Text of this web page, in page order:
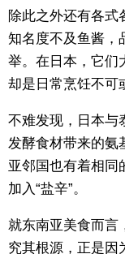
除此之外还有各式
知名度不及鱼酱，
举。在日本，它们
却是日常烹饪不可
不难发现，日本与
发酵食材带来的氨
亚邻国也有着相同
加入“盐辛”。
就东南亚美食而言
究其根源，正是因